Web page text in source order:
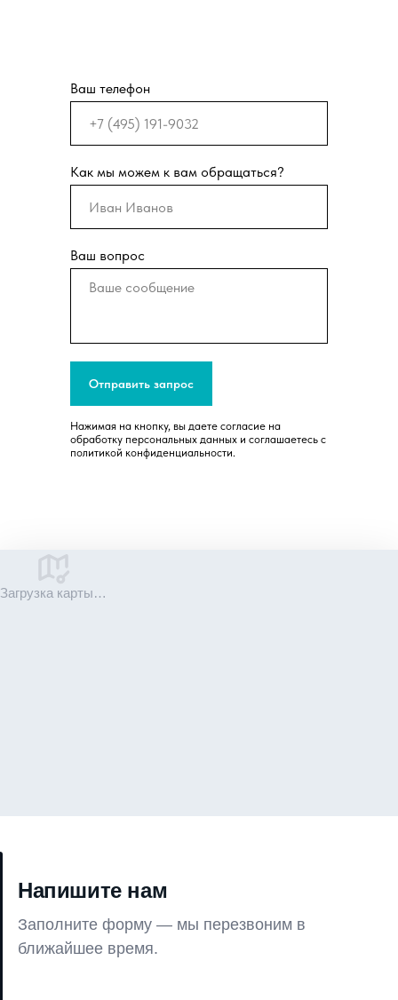
Ваш телефон
Как мы можем к вам обращаться?
Ваш вопрос
Отправить запрос
Нажимая на кнопку, вы даете согласие на
обработку персональных данных и соглашаетесь c
политикой конфиденциальности.
Загрузка карты…
Напишите нам
Заполните форму — мы перезвоним в
ближайшее время.